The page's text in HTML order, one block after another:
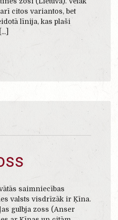
citos variantos, bet
līnija, kas plaši
saimniecības
valsts visdrīzāk ir Ķīna.
gulbja zoss (Anser